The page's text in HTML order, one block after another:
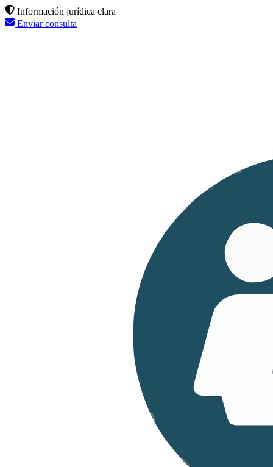
Información jurídica clara
Enviar consulta